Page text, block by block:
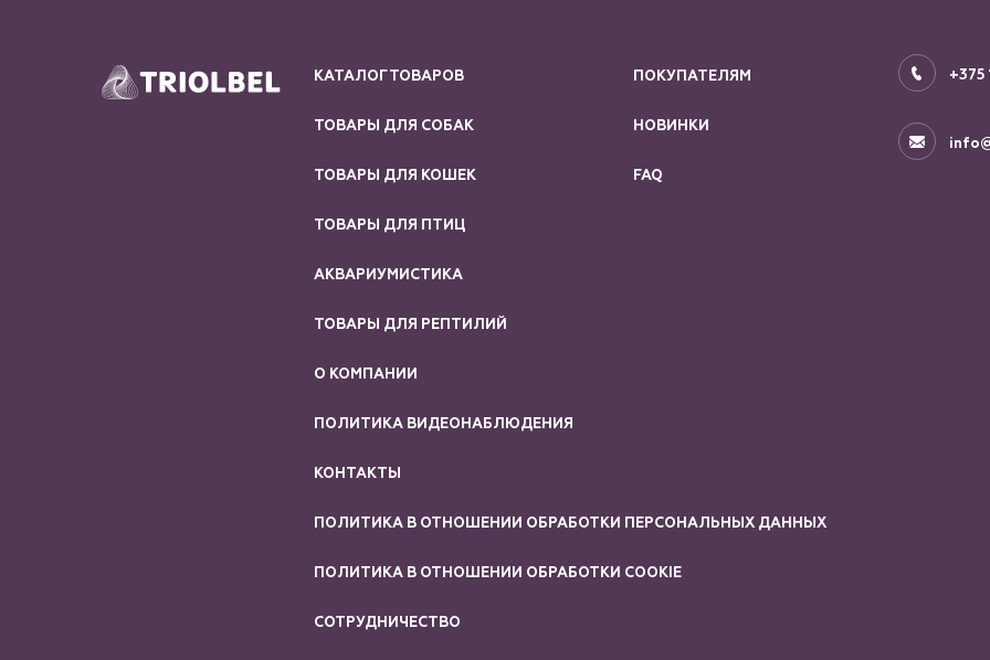
КАТАЛОГ ТОВАРОВ
ТОВАРЫ ДЛЯ СОБАК
ТОВАРЫ ДЛЯ КОШЕК
ТОВАРЫ ДЛЯ ПТИЦ
АКВАРИУМИСТИКА
ТОВАРЫ ДЛЯ РЕПТИЛИЙ
ПОКУПАТЕЛЯМ
НОВИНКИ
FAQ
О КОМПАНИИ
ПОЛИТИКА ВИДЕОНАБЛЮДЕНИЯ
КОНТАКТЫ
ПОЛИТИКА В ОТНОШЕНИИ ОБРАБОТКИ ПЕРСОНАЛЬНЫХ ДАННЫХ
ПОЛИТИКА В ОТНОШЕНИИ ОБРАБОТКИ COOKIE
СОТРУДНИЧЕСТВО
+375